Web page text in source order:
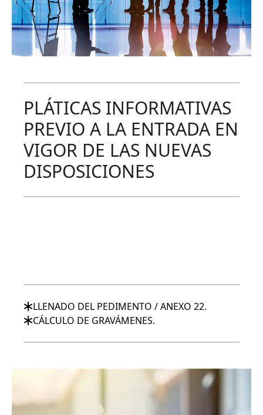
PLÁTICAS INFORMATIVAS
PREVIO A LA ENTRADA EN
VIGOR DE LAS NUEVAS
DISPOSICIONES
LLENADO DEL PEDIMENTO / ANEXO 22.
CÁLCULO DE GRAVÁMENES.